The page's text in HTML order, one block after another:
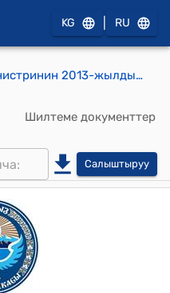
KG RU
КР Премьер-министринин 2013-жылдын 31-майындагы № 224 "Т.Б.Мамытов жөнүндө" буйругу
Шилтеме документтер
Салыштыруу